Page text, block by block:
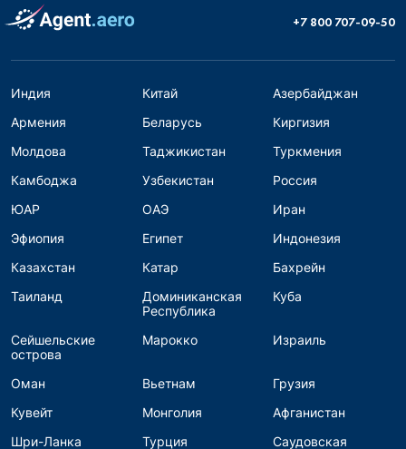
+7 800 707-09-50
Индия Китай
Азербайджан
Армения
Беларусь
Киргизия
Молдова
Таджикистан
Туркмения
Камбоджа
Узбекистан
Россия
ЮАР
ОАЭ
Иран
Эфиопия
Египет
Индонезия
Казахстан
Катар
Бахрейн
Таиланд
Доминиканская
Республика
Куба
Сейшельские
острова
Марокко Израиль
Оман Вьетнам
Грузия
Кувейт
Монголия
Афганистан
Шри-Ланка
Турция
Саудовская